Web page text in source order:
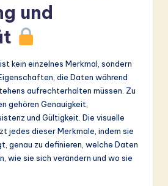
und
kein einzelnes Merkmal, sondern
die Daten während
aufrechterhalten müssen. Zu
gehören Genauigkeit,
und Gültigkeit. Die visuelle
jedes dieser Merkmale, indem sie
genau zu definieren, welche Daten
wie sie sich verändern und wo sie